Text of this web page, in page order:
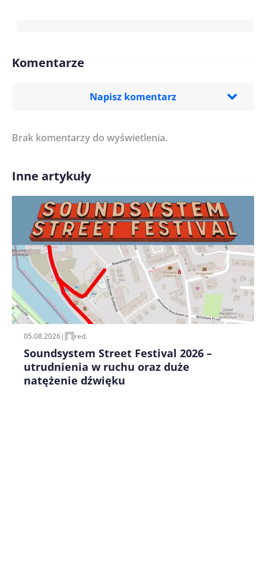
Komentarze
Napisz komentarz
Treść komentarza*
Imię/ Nick*
Zapamiętaj moje dane w tej przeglądarce podczas
pisania kolejnych komentarzy.
Brak komentarzy do wyświetlenia.
Inne artykuły
05.08.2026| red.
Soundsystem Street Festival 2026 –
utrudnienia w ruchu oraz duże
natężenie dźwięku